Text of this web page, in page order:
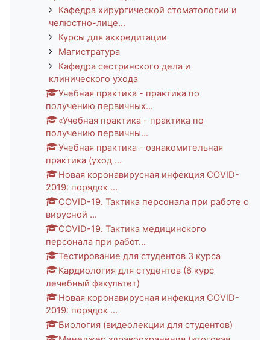
Кафедра хирургической стоматологии и
челюстно-лице...
Курсы для аккредитации
Магистратура
Кафедра сестринского дела и
клинического ухода
Учебная практика - практика по
получению первичных...
«Учебная практика - практика по
получению первичны...
Учебная практика - ознакомительная
практика (уход ...
Новая коронавирусная инфекция COVID-
2019: порядок ...
COVID-19. Тактика персонала при работе с
вирусной ...
COVID-19. Тактика медицинского
персонала при работ...
Тестирование для студентов 3 курса
Кардиология для студентов (6 курс
лечебный факультет)
Новая коронавирусная инфекция COVID-
2019: порядок ...
Биология (видеолекции для студентов)